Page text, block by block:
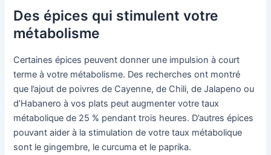
Des épices qui stimulent votre
métabolisme
Certaines épices peuvent donner une impulsion à court
terme à votre métabolisme. Des recherches ont montré
que l’ajout de poivres de Cayenne, de Chili, de Jalapeno ou
d’Habanero à vos plats peut augmenter votre taux
métabolique de 25 % pendant trois heures. D’autres épices
pouvant aider à la stimulation de votre taux métabolique
sont le gingembre, le curcuma et le paprika.